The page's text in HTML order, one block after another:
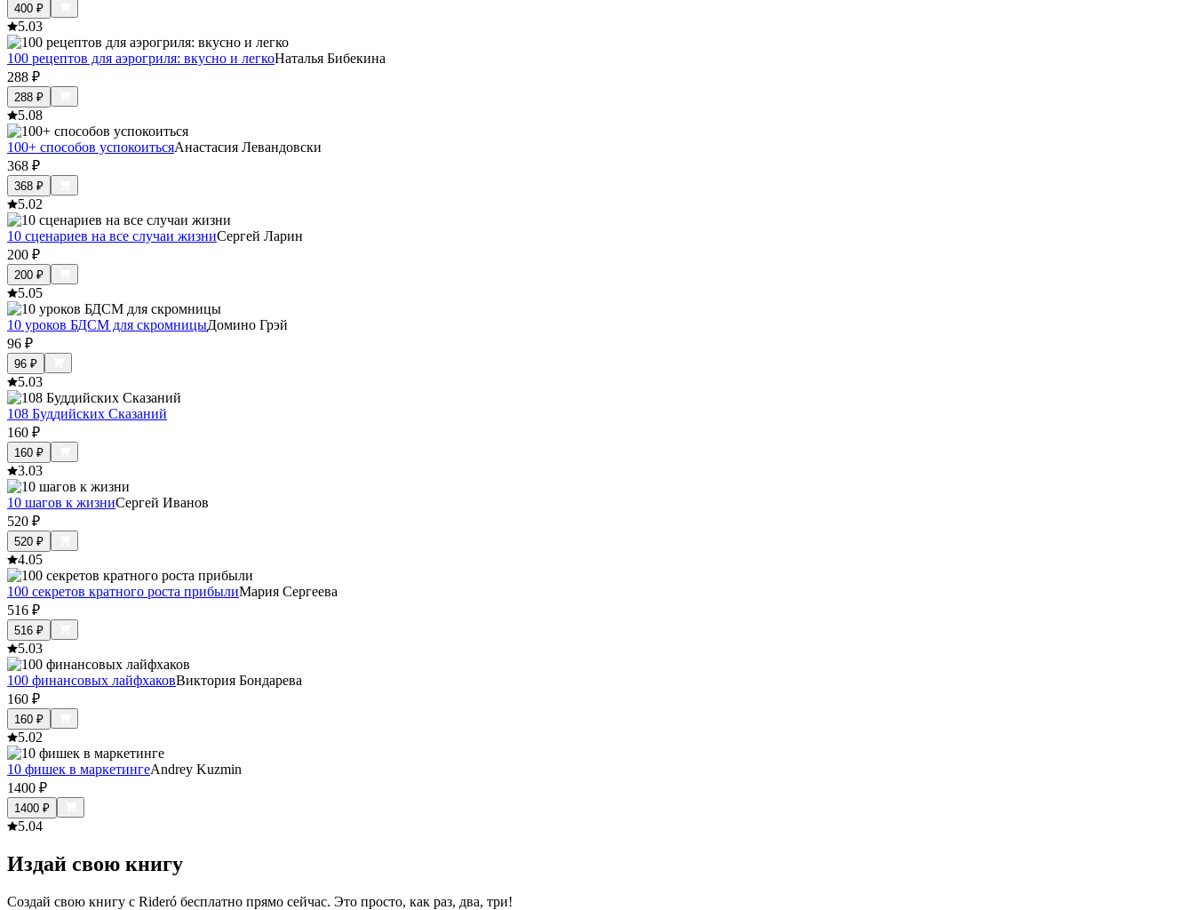
400 ₽
5.03
100 рецептов для аэрогриля: вкусно и легкоНаталья Бибекина
288 ₽
288 ₽
5.08
100+ способов успокоитьсяАнастасия Левандовски
368 ₽
368 ₽
5.02
10 сценариев на все случаи жизниСергей Ларин
200 ₽
200 ₽
5.05
10 уроков БДСМ для скромницыДомино Грэй
96 ₽
96 ₽
5.03
108 Буддийских Сказаний
160 ₽
160 ₽
3.03
10 шагов к жизниСергей Иванов
520 ₽
520 ₽
4.05
100 секретов кратного роста прибылиМария Сергеева
516 ₽
516 ₽
5.03
100 финансовых лайфхаковВиктория Бондарева
160 ₽
160 ₽
5.02
10 фишек в маркетингеAndrey Kuzmin
1400 ₽
1400 ₽
5.04
Издай свою книгу
Создай свою книгу с Rideró бесплатно прямо сейчас. Это просто, как раз, два, три!